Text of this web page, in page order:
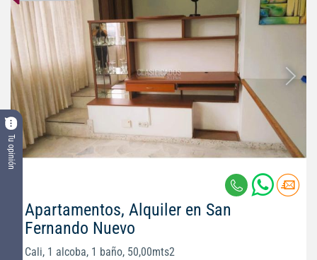
Tu opinión
Apartamentos, Alquiler en San
Fernando Nuevo
Cali, 1 alcoba, 1 baño, 50,00mts2